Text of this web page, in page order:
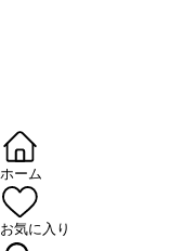
ホーム
お気に入り